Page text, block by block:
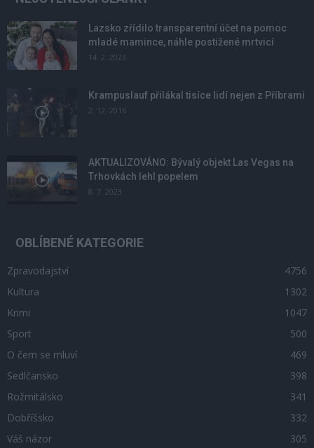
Lazsko zřídilo transparentní účet na pomoc
mladé mamince, náhle postižené mrtvicí
14. 2. 2023
Krampuslauf přilákal tisíce lidí nejen z Příbrami
2. 12. 2016
AKTUALIZOVÁNO: Bývalý objekt Las Vegas na
Trhovkách lehl popelem
8. 7. 2023
OBLÍBENÉ KATEGORIE
Zpravodajství
4756
Kultura
1302
Krimi
1047
Sport
500
O čem se mluví
469
Sedlčansko
398
Rožmitálsko
341
Dobříšsko
332
Váš názor
305